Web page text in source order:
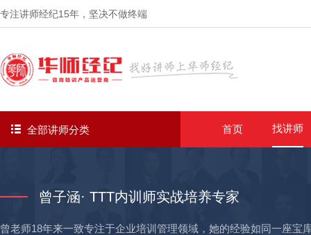
专注讲师经纪15年 ，坚决不做终端
全部讲师分类 首页 找讲师
曾子涵· TTT内训师实战培养专家
曾老师18年来一致专注于企业培训管理领域，她的经验如同一座